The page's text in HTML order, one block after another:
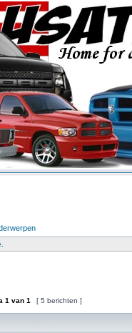
1 van 1 [ 5 berichten ]